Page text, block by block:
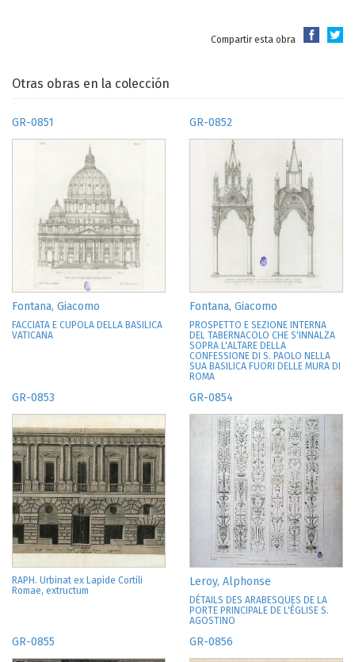
Compartir esta obra
Otras obras en la colección
GR-0851
Fontana, Giacomo
FACCIATA E CUPOLA DELLA BASILICA
VATICANA
GR-0852
Fontana, Giacomo
PROSPETTO E SEZIONE INTERNA
DEL TABERNACOLO CHE S'INNALZA
SOPRA L'ALTARE DELLA
CONFESSIONE DI S. PAOLO NELLA
SUA BASILICA FUORI DELLE MURA DI
ROMA
GR-0853
RAPH. Urbinat ex Lapide Cortili
Romae, extructum
GR-0854
Leroy, Alphonse
DÉTAILS DES ARABESQUES DE LA
PORTE PRINCIPALE DE L'ÉGLISE S.
AGOSTINO
GR-0855 GR-0856